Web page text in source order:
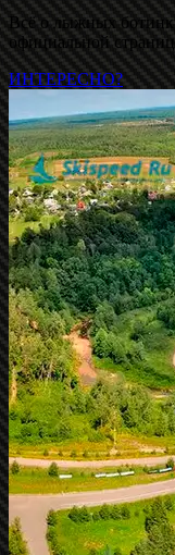
Всё о лыжных
официальной
ИНТЕРЕСНО?